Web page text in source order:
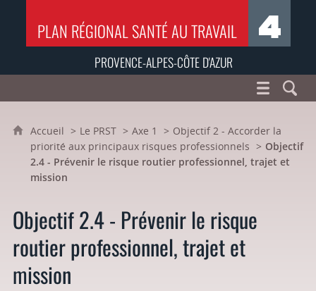
PLAN RÉGIONAL SANTÉ AU TRAVAIL
PROVENCE-ALPES-CÔTE D'AZUR
Accueil Le PRST Axe 1
Objectif 2 - Accorder la
priorité aux principaux risques professionnels
Objectif
2.4 - Prévenir le risque routier professionnel, trajet et
mission
Objectif 2.4 - Prévenir le risque
routier professionnel, trajet et
mission